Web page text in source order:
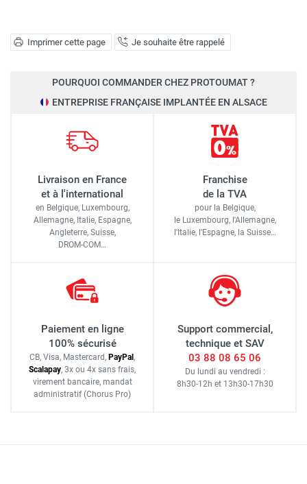
Imprimer cette page Je souhaite être rappelé
POURQUOI COMMANDER CHEZ PROTOUMAT ?
ENTREPRISE FRANÇAISE IMPLANTÉE EN ALSACE
Livraison en France
et à l'international
en Belgique, Luxembourg,
Allemagne, Italie, Espagne,
Angleterre, Suisse,
DROM-COM…
Franchise
de la TVA
pour la Belgique,
le Luxembourg, l'Allemagne,
l'Italie, l'Espagne, la Suisse…
Paiement en ligne
100% sécurisé
CB, Visa, Mastercard, PayPal,
Scalapay, 3x ou 4x sans frais,
virement bancaire, mandat
administratif (Chorus Pro)
Support commercial,
technique et SAV
03 88 08 65 06
Du lundi au vendredi :
8h30-12h et 13h30-17h30